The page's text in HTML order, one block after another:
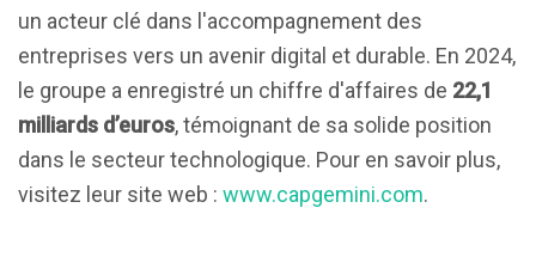
un acteur clé dans l'accompagnement des
entreprises vers un avenir digital et durable. En 2024,
le groupe a enregistré un chiffre d'affaires de 22,1
milliards d’euros, témoignant de sa solide position
dans le secteur technologique. Pour en savoir plus,
visitez leur site web : www.capgemini.com.